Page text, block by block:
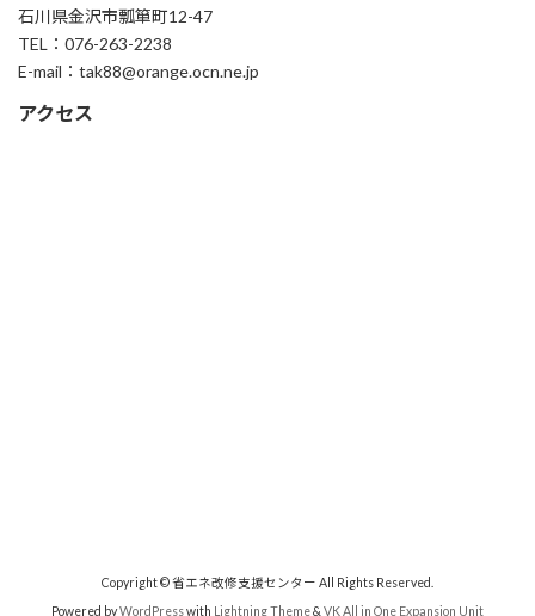
石川県金沢市瓢箪町12-47
TEL：076-263-2238
E-mail：tak88@orange.ocn.ne.jp
アクセス
Copyright © 省エネ改修支援センター All Rights Reserved.
Powered byWordPresswith Lightning Theme& VK All in One Expansion Unit